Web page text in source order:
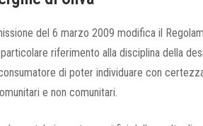
del 6 marzo 2009 modifica il
riferimento alla disciplina della
di poter individuare con
e non comunitari.